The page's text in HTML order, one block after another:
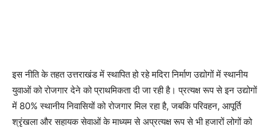
इस नीति के तहत उत्तराखंड में स्थापित हो रहे मदिरा निर्माण उद्योगों में स्थानीय
युवाओं को रोजगार देने को प्राथमिकता दी जा रही है। प्रत्यक्ष रूप से इन उद्योगों
में 80% स्थानीय निवासियों को रोजगार मिल रहा है, जबकि परिवहन, आपूर्ति
श्रृंखला और सहायक सेवाओं के माध्यम से अप्रत्यक्ष रूप से भी हजारों लोगों को